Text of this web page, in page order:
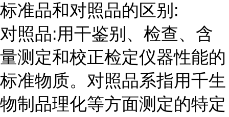
标准品和对照品的区别:
对照品:用干鉴别、检查、含
量测定和校正检定仪器性能的
标准物质。对照品系指用千生
物制品理化等方面测定的特定